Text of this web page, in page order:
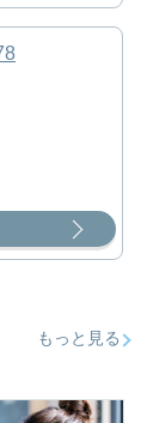
もっと見る